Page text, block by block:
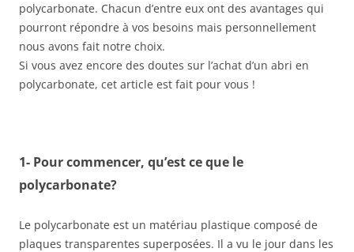
polycarbonate. Chacun d’entre eux ont des avantages qui
pourront répondre à vos besoins mais personnellement
nous avons fait notre choix.
Si vous avez encore des doutes sur l’achat d’un abri en
polycarbonate, cet article est fait pour vous !
1- Pour commencer, qu’est ce que le
polycarbonate?
Le polycarbonate est un matériau plastique composé de
plaques transparentes superposées. Il a vu le jour dans les